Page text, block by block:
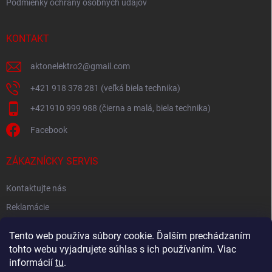
Tento web používa súbory cookie. Ďalším prechádzaním
tohto webu vyjadrujete súhlas s ich používaním. Viac
informácií tu.
Podmienky ochrany osobných údajov
KONTAKT
aktonelektro2@gmail.com
+421 918 378 281 (veľká biela technika)
+421910 999 988 (čierna a malá, biela technika)
Facebook
ZÁKAZNÍCKY SERVIS
Kontaktujte nás
Reklamácie